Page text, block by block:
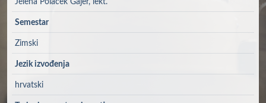
Jelena Poláček Gajer, lekt.
Semestar
Zimski
Jezik izvođenja
hrvatski